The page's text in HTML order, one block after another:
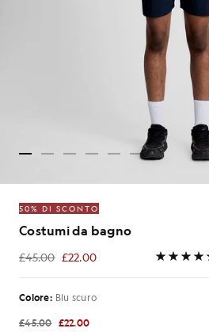
50% DI SCONTO
Costumi da bagno
£45.00 £22.00
£22.00
Colore: Blu scuro
£45.00 £22.00